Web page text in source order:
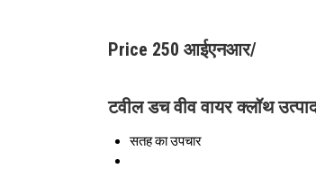
Price 250 आईएनआर/
टवील डच वीव वायर क्लॉथ
सतह का उपचार